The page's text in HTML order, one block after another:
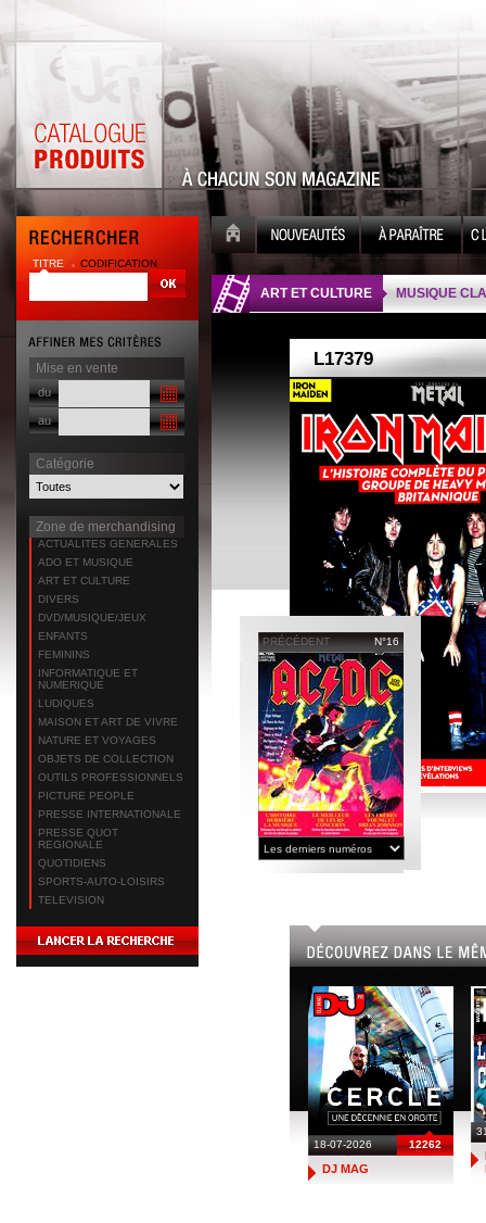
TITRE CODIFICATION
Mise en vente
du
au
Catégorie
Zone de merchandising
ACTUALITES GENERALES
ADO ET MUSIQUE
ART ET CULTURE
DIVERS
DVD/MUSIQUE/JEUX
ENFANTS
FEMININS
INFORMATIQUE ET
NUMERIQUE
LUDIQUES
MAISON ET ART DE VIVRE
NATURE ET VOYAGES
OBJETS DE COLLECTION
OUTILS PROFESSIONNELS
PICTURE PEOPLE
PRESSE INTERNATIONALE
PRESSE QUOT
REGIONALE
QUOTIDIENS
SPORTS-AUTO-LOISIRS
TELEVISION
ART ET CULTURE MUSIQUE
PRÉCÉDENT N°16
18-07-2026 12262
DJ MAG